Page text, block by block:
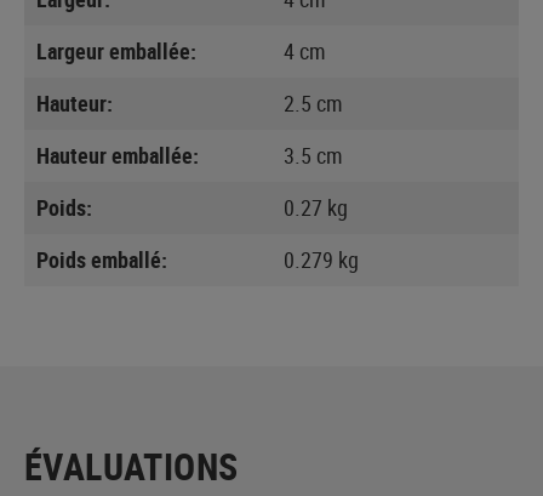
Largeur emballée:
4 cm
Hauteur:
2.5 cm
Hauteur emballée:
3.5 cm
Poids:
0.27 kg
Poids emballé:
0.279 kg
ÉVALUATIONS